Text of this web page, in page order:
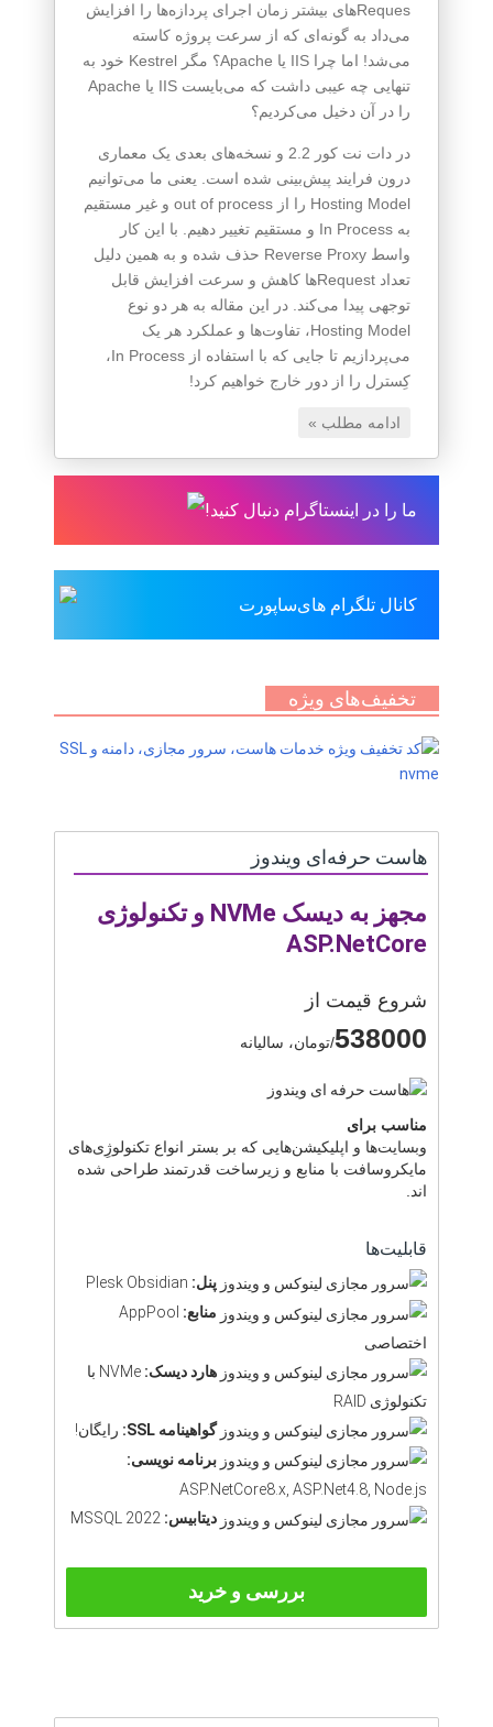
‌Requesهای بیشتر زمان اجرای پردازه‌ها را افزایش
می‌داد به گونه‌ای که از سرعت پروژه کاسته
می‌شد! اما چرا IIS یا Apache؟ مگر Kestrel خود به
تنهایی چه عیبی داشت که می‌بایست IIS یا Apache
را در آن دخیل می‌کردیم؟
در دات نت کور 2.2 و نسخه‌های بعدی یک معماری
درون فرایند پیش‌بینی شده است. یعنی ما می‌توانیم
Hosting Model را از out of process و غیر مستقیم
به In Process و مستقیم تغییر دهیم. با این کار
واسط Reverse Proxy حذف شده و به همین دلیل
تعداد Requestها کاهش و سرعت افزایش قابل
توجهی پیدا می‌کند. در این مقاله به هر دو نوع
Hosting Model، تفاوت‌ها و عملکرد هر یک
می‌پردازیم تا جایی که با استفاده از In Process،
کِسترل را از دور خارج خواهیم کرد!
ادامه مطلب »
ما را در اینستاگرام دنبال کنید!
کانال تلگرام های‌ساپورت
تخفیف‌های ویژه
هاست حرفه‌ای ویندوز
مجهز به دیسک NVMe و تکنولوژی
ASP.NetCore
شروع قیمت از
538000/تومان، سالیانه
مناسب برای
وبسایت‌ها و اپلیکیشن‌هایی که بر بستر انواع تکنولوژِی‌های
مایکروسافت با منابع و زیرساخت قدرتمند طراحی شده
اند.
قابلیت‌ها
پنل:
منابع: AppPool
اختصاصی
هارد دیسک:
NVMe با
تکنولوژی RAID
گواهینامه SSL:
رایگان!
برنامه نویسی:
ASP.NetCore8.x, ASP.Net4.8, Node.js
دیتابیس: MSSQL 2022
بررسی و خرید